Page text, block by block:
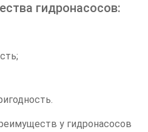
гидронасосов:
у гидронасосов